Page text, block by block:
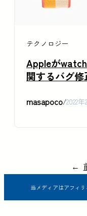
テクノロジー
Appleが
関するバグ
masapoco/2022
←
当メディアはアフィ